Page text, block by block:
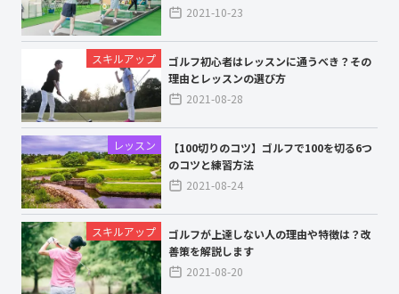
2021-10-23
スキルアップ
ゴルフ初心者はレッスンに通うべき？その
理由とレッスンの選び方
2021-08-28
レッスン
【100切りのコツ】ゴルフで100を切る6つ
のコツと練習方法
2021-08-24
スキルアップ
ゴルフが上達しない人の理由や特徴は？改
善策を解説します
2021-08-20